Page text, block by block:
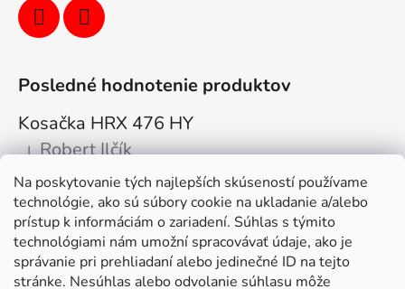
Na poskytovanie tých najlepších skúseností používame
technológie, ako sú súbory cookie na ukladanie a/alebo
prístup k informáciám o zariadení. Súhlas s týmito
technológiami nám umožní spracovávať údaje, ako je
správanie pri prehliadaní alebo jedinečné ID na tejto
stránke. Nesúhlas alebo odvolanie súhlasu môže
Posledné hodnotenie produktov
Kosačka HRX 476 HY
Hodnotenie produktu je 5 z 5 hviezdičiek.
| Robert Ilčík
Super. Odporúčam
Facebook